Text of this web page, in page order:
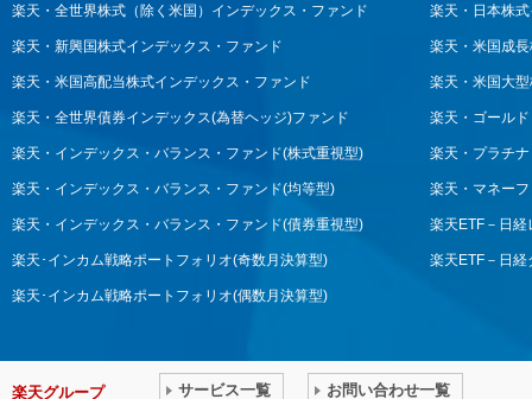
楽天・全世界株式（除く米国）インデックス・ファンド
楽天・新興国株式インデックス・ファンド
楽天・米国高配当株式インデックス・ファンド
楽天・全世界債券インデックス(為替ヘッジ)ファンド
楽天・インデックス・バランス・ファンド(株式重視型)
楽天・インデックス・バランス・ファンド(均等型)
楽天・インデックス・バランス・ファンド(債券重視型)
楽天･インカム戦略ポートフォリオ(奇数月決算型)
楽天･インカム戦略ポートフォリオ(偶数月決算型)
楽天・日本株
楽天・米国成
楽天・米国大
楽天・ゴール
楽天・プラチ
楽天・マネー
楽天ETF－日
楽天ETF－日
楽天グループ サービス一覧 お問い合わせ一覧